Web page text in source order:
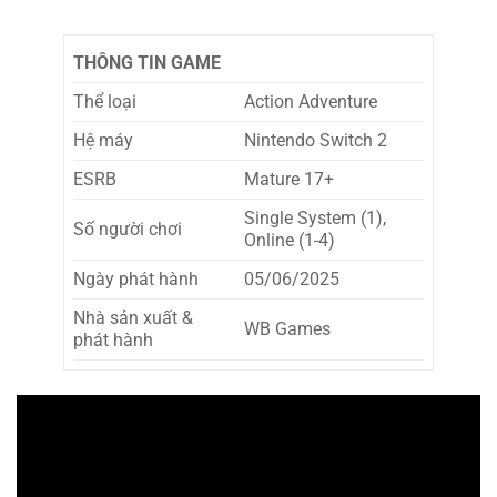
THÔNG TIN GAME
Thể loại
Action Adventure
Hệ máy
Nintendo Switch 2
ESRB
Mature 17+
Số người chơi
Single System (1),
Online (1-4)
Ngày phát hành
05/06/2025
Nhà sản xuất &
phát hành
WB Games